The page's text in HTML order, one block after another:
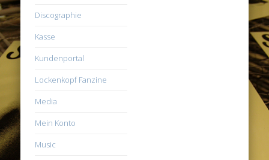
Discographie
Kasse
Kundenportal
Lockenkopf Fanzine
Media
Mein Konto
Music